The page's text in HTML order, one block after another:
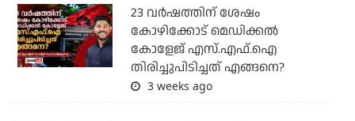
23 വർഷത്തിന് ശേഷം
കോഴിക്കോട് മെഡിക്കൽ
കോളേജ് എസ്.എഫ്.ഐ
തിരിച്ചുപിടിച്ചത് എങ്ങനെ?
3 weeks ago